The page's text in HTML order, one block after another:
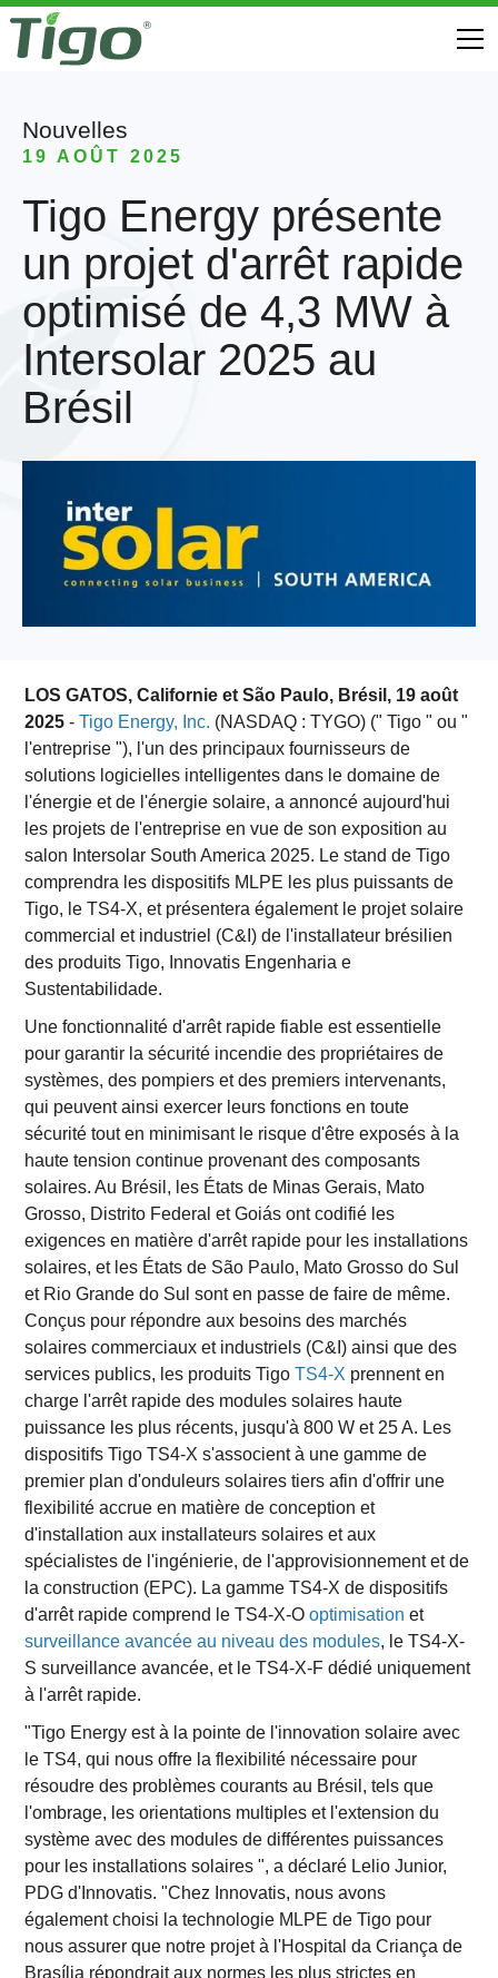
Nouvelles
19 AOÛT 2025
Tigo Energy présente
un projet d'arrêt rapide
optimisé de 4,3 MW à
Intersolar 2025 au
Brésil
LOS GATOS, Californie et São Paulo, Brésil, 19 août
2025 -Tigo Energy, Inc. (NASDAQ : TYGO) (" Tigo " ou "
l'entreprise "), l'un des principaux fournisseurs de
solutions logicielles intelligentes dans le domaine de
l'énergie et de l'énergie solaire, a annoncé aujourd'hui
les projets de l'entreprise en vue de son exposition au
salon Intersolar South America 2025. Le stand de Tigo
comprendra les dispositifs MLPE les plus puissants de
Tigo, le TS4-X, et présentera également le projet solaire
commercial et industriel (C&I) de l'installateur brésilien
des produits Tigo, Innovatis Engenharia e
Sustentabilidade.
Une fonctionnalité d'arrêt rapide fiable est essentielle
pour garantir la sécurité incendie des propriétaires de
systèmes, des pompiers et des premiers intervenants,
qui peuvent ainsi exercer leurs fonctions en toute
sécurité tout en minimisant le risque d'être exposés à la
haute tension continue provenant des composants
solaires. Au Brésil, les États de Minas Gerais, Mato
Grosso, Distrito Federal et Goiás ont codifié les
exigences en matière d'arrêt rapide pour les installations
solaires, et les États de São Paulo, Mato Grosso do Sul
et Rio Grande do Sul sont en passe de faire de même.
Conçus pour répondre aux besoins des marchés
solaires commerciaux et industriels (C&I) ainsi que des
services publics, les produits TigoTS4-X prennent en
charge l'arrêt rapide des modules solaires haute
puissance les plus récents, jusqu'à 800 W et 25 A. Les
dispositifs Tigo TS4-X s'associent à une gamme de
premier plan d'onduleurs solaires tiers afin d'offrir une
flexibilité accrue en matière de conception et
d'installation aux installateurs solaires et aux
spécialistes de l'ingénierie, de l'approvisionnement et de
la construction (EPC). La gamme TS4-X de dispositifs
d'arrêt rapide comprend le TS4-X-Ooptimisation et
surveillance avancée au niveau des modules, le TS4-X-
S surveillance avancée, et le TS4-X-F dédié uniquement
à l'arrêt rapide.
"Tigo Energy est à la pointe de l'innovation solaire avec
le TS4, qui nous offre la flexibilité nécessaire pour
résoudre des problèmes courants au Brésil, tels que
l'ombrage, les orientations multiples et l'extension du
système avec des modules de différentes puissances
pour les installations solaires ", a déclaré Lelio Junior,
PDG d'Innovatis. "Chez Innovatis, nous avons
également choisi la technologie MLPE de Tigo pour
nous assurer que notre projet à l'Hospital da Criança de
Brasília répondrait aux normes les plus strictes en